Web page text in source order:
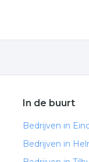
In de buurt
Bedrijven in
Bedrijven in